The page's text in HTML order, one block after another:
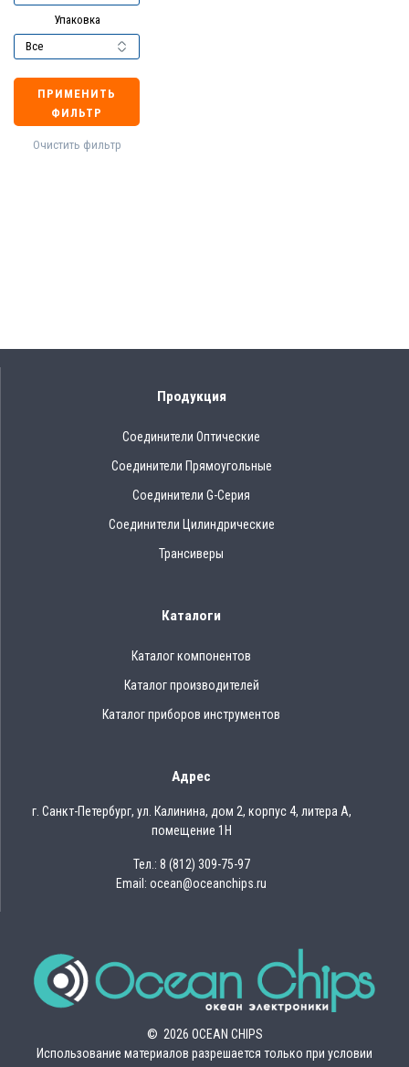
Упаковка
ПРИМЕНИТЬ
ФИЛЬТР
Очистить фильтр
Продукция
Соединители Оптические
Соединители Прямоугольные
Соединители G-Серия
Соединители Цилиндрические
Трансиверы
Каталоги
Каталог компонентов
Каталог производителей
Каталог приборов инструментов
Адрес
г. Санкт-Петербург, ул. Калинина, дом 2, корпус 4, литера А,
помещение 1Н
Тел.: 8 (812) 309-75-97
Email: ocean@oceanchips.ru
© 2026 OCEAN CHIPS
Использование материалов разрешается только при условии